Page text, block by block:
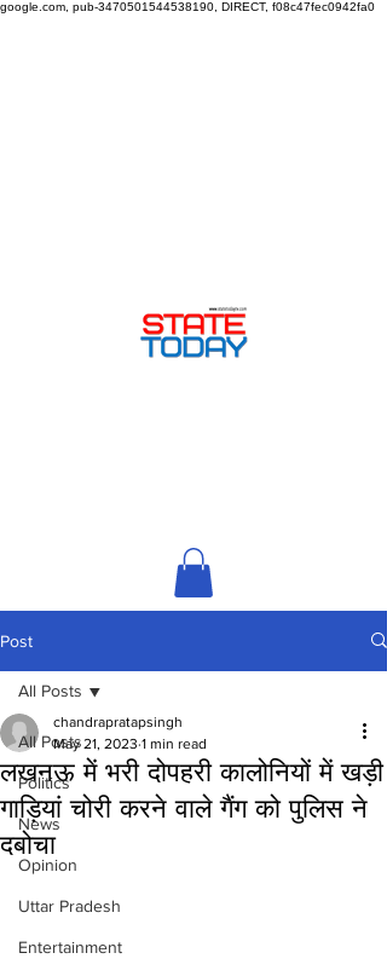
google.com, pub-3470501544538190, DIRECT, f08c47fec0942fa0
Post
All Posts
Politics
News
Opinion
Uttar Pradesh
Entertainment
All Posts
लखनऊ में भरी दोपहरी कालोनियों में खड़ी
गाड़ियां चोरी करने वाले गैंग को पुलिस ने
दबोचा
chandrapratapsingh
May 21, 2023 1 min read